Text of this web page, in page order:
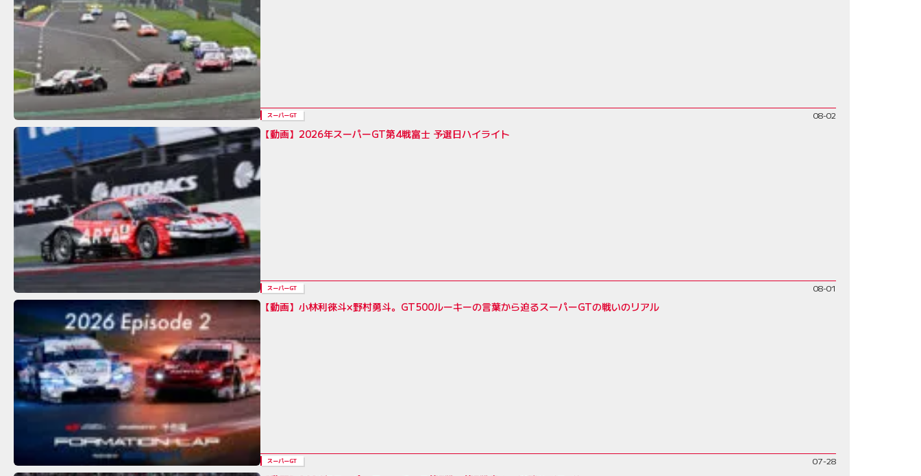
スーパーGT 08-02
【動画】2026年スーパーGT第4戦富士 予選日ハイライト
スーパーGT 08-01
【動画】小林利徠斗×野村勇斗。GT500ルーキーの言葉から迫るスーパーGTの戦いのリアル
スーパーGT 07-28